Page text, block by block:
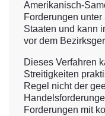
Amerikanisch-
Forderungen
Staaten und kann
vor dem
Dieses Verfahren
Streitigkeiten
Regel nicht der
Forderungen mit